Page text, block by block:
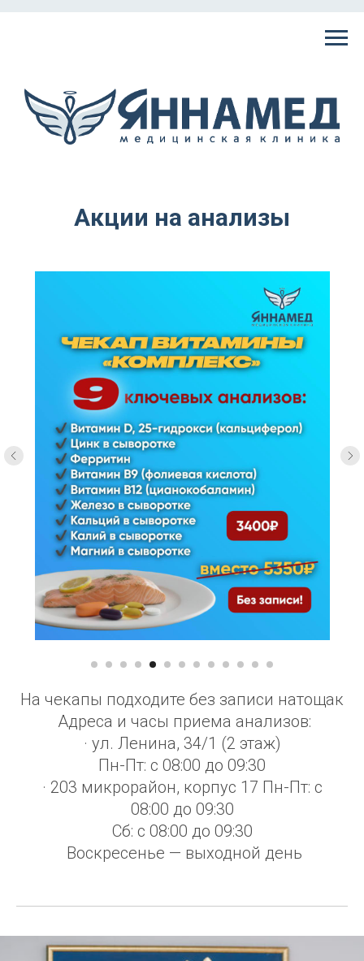
Акции на анализы
На чекапы подходите без записи натощак
Адреса и часы приема анализов:
· ул. Ленина, 34/1 (2 этаж)
Пн-Пт: с 08:00 до 09:30
· 203 микрорайон, корпус 17 Пн-Пт: с
08:00 до 09:30
Сб: с 08:00 до 09:30
Воскресенье — выходной день